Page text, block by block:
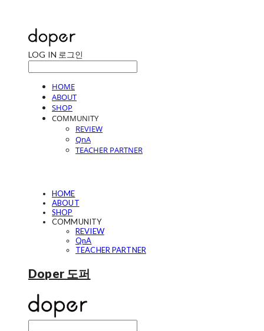
LOG IN 로그인
HOME
ABOUT
SHOP
COMMUNITY
REVIEW
QnA
TEACHER PARTNER
HOME
ABOUT
SHOP
COMMUNITY
REVIEW
QnA
TEACHER PARTNER
Doper 도퍼